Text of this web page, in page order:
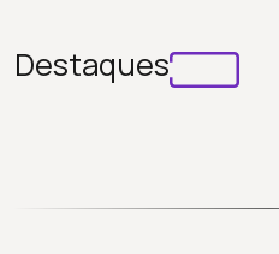
Destaques